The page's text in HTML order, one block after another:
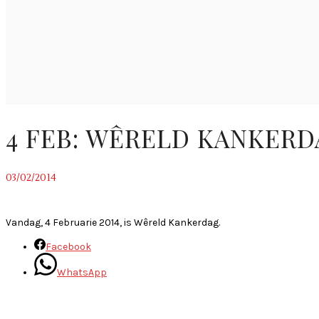
4 FEB: WÊRELD
03/02/2014
Vandag, 4 Februarie 2014, is Wêreld Kankerdag.
Facebook
WhatsApp